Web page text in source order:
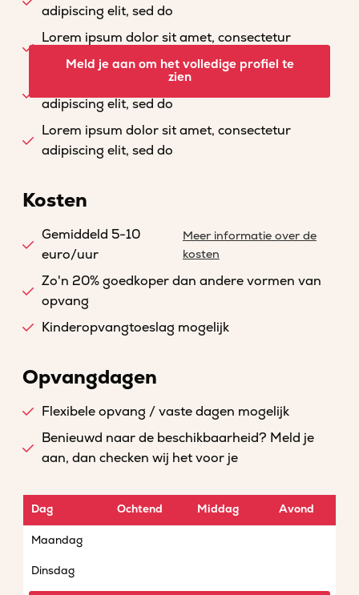
adipiscing elit, sed do
Lorem ipsum dolor sit amet, consectetur
adipiscing elit, sed do
Lorem ipsum dolor sit amet, consectetur
adipiscing elit, sed do
Lorem ipsum dolor sit amet, consectetur
adipiscing elit, sed do
Meld je aan om het volledige profiel te
zien
Kosten
Gemiddeld 5-10
euro/uur
Meer informatie over de
kosten
Zo'n 20% goedkoper dan andere vormen van
opvang
Kinderopvangtoeslag mogelijk
Opvangdagen
Flexibele opvang / vaste dagen mogelijk
Benieuwd naar de beschikbaarheid? Meld je
aan, dan checken wij het voor je
Dag Ochtend Middag Avond
Maandag
Dinsdag